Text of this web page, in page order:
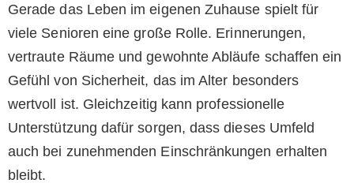
Gerade das Leben im eigenen Zuhause spielt für
viele Senioren eine große Rolle. Erinnerungen,
vertraute Räume und gewohnte Abläufe schaffen ein
Gefühl von Sicherheit, das im Alter besonders
wertvoll ist. Gleichzeitig kann professionelle
Unterstützung dafür sorgen, dass dieses Umfeld
auch bei zunehmenden Einschränkungen erhalten
bleibt.